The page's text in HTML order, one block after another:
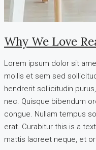
Why We Love
Lorem ipsum dolor sit
mollis et sem sed
hendrerit sollicitudin
nec. Quisque bibendum
congue. Nullam tempus
erat. Curabitur this is a
mattis laoreet neque, et